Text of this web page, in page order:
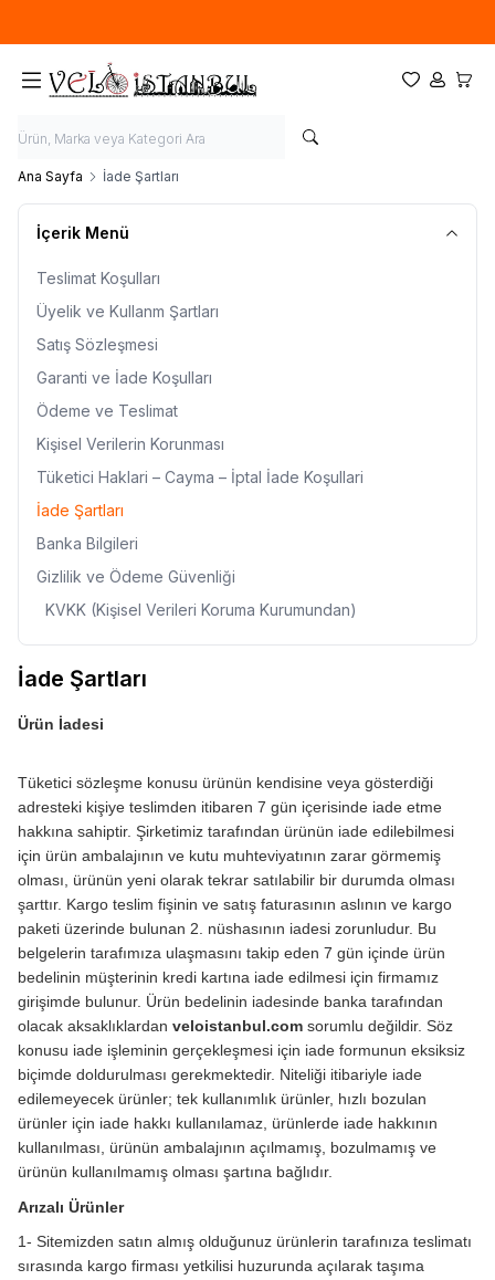
Favorilerim
Hesabım
Ana Sayfa İade Şartları
İçerik Menü
Teslimat Koşulları
Üyelik ve Kullanm Şartları
Satış Sözleşmesi
Garanti ve İade Koşulları
Ödeme ve Teslimat
Kişisel Verilerin Korunması
Tüketici Haklari – Cayma – İptal İade Koşullari
İade Şartları
Banka Bilgileri
Gizlilik ve Ödeme Güvenliği
KVKK (Kişisel Verileri Koruma Kurumundan)
İade Şartları
Ürün İadesi
Tüketici sözleşme konusu ürünün kendisine veya gösterdiği
adresteki kişiye teslimden itibaren 7 gün içerisinde iade etme
hakkına sahiptir. Şirketimiz tarafından ürünün iade edilebilmesi
için ürün ambalajının ve kutu muhteviyatının zarar görmemiş
olması, ürünün yeni olarak tekrar satılabilir bir durumda olması
şarttır. Kargo teslim fişinin ve satış faturasının aslının ve kargo
paketi üzerinde bulunan 2. nüshasının iadesi zorunludur. Bu
belgelerin tarafımıza ulaşmasını takip eden 7 gün içinde ürün
bedelinin müşterinin kredi kartına iade edilmesi için firmamız
girişimde bulunur. Ürün bedelinin iadesinde banka tarafından
olacak aksaklıklardan veloistanbul.com sorumlu değildir. Söz
konusu iade işleminin gerçekleşmesi için iade formunun eksiksiz
biçimde doldurulması gerekmektedir. Niteliği itibariyle iade
edilemeyecek ürünler; tek kullanımlık ürünler, hızlı bozulan
ürünler için iade hakkı kullanılamaz, ürünlerde iade hakkının
kullanılması, ürünün ambalajının açılmamış, bozulmamış ve
ürünün kullanılmamış olması şartına bağlıdır.
Arızalı Ürünler
1- Sitemizden satın almış olduğunuz ürünlerin tarafınıza teslimatı
sırasında kargo firması yetkilisi huzurunda açılarak taşıma